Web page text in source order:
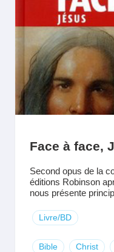
Face à face,
Second opus de la
éditions Robinson
nous présente
Livre/BD
Bible Christ